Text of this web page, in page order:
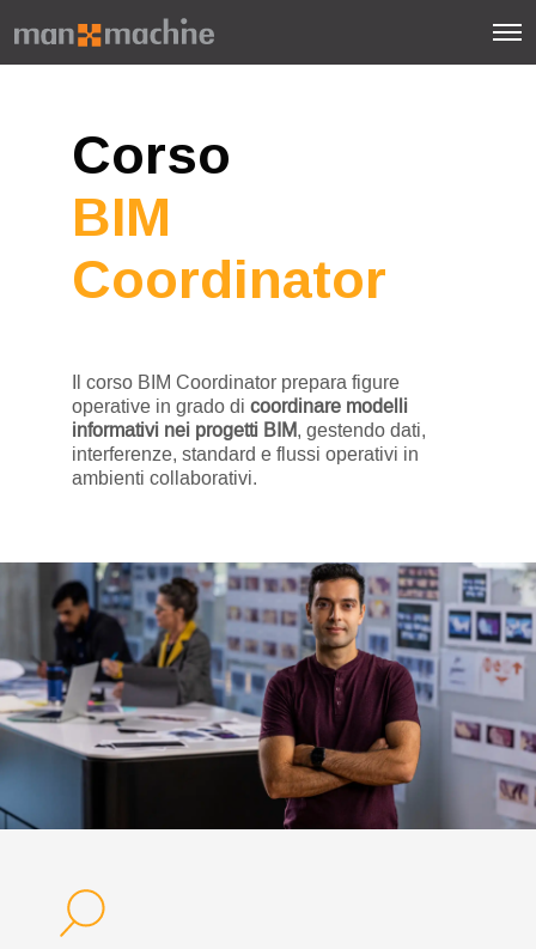
Corso
BIM
Coordinator
Il corso BIM Coordinator prepara figure
operative in grado di coordinare modelli
informativi nei progetti BIM, gestendo dati,
interferenze, standard e flussi operativi in
ambienti collaborativi.